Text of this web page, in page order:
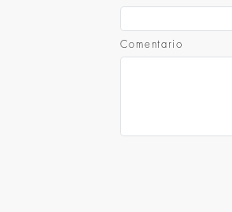
Comentario